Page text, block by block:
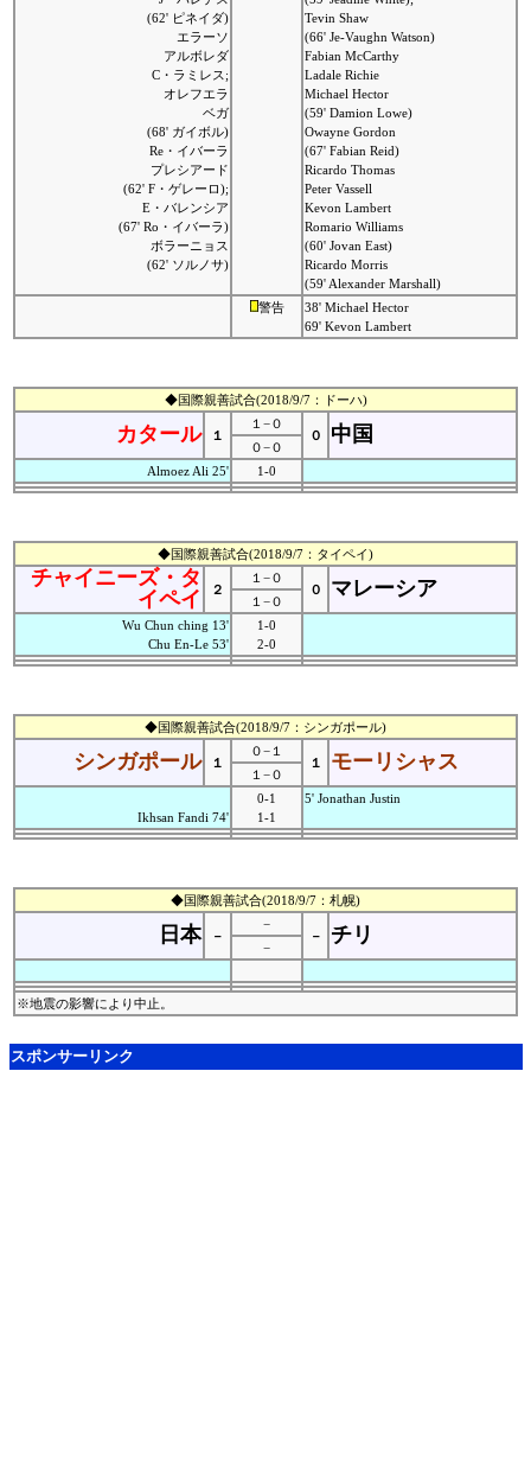
(62' ピネイダ)
エラーソ
アルボレダ
C・ラミレス;
オレフエラ
ベガ
(68' ガイボル)
Re・イバーラ
プレシアード
(62' F・ゲレーロ);
E・バレンシア
(67' Ro・イバーラ)
ボラーニョス
(62' ソルノサ)
Tevin Shaw
(66' Je-Vaughn Watson)
Fabian McCarthy
Ladale Richie
Michael Hector
(59' Damion Lowe)
Owayne Gordon
(67' Fabian Reid)
Ricardo Thomas
Peter Vassell
Kevon Lambert
Romario Williams
(60' Jovan East)
Ricardo Morris
(59' Alexander Marshall)
警告
38' Michael Hector
69' Kevon Lambert
◆国際親善試合(2018/9/7：ドーハ)
カタール １
１−０
０
中国
０−０
Almoez Ali 25'
1-0
◆国際親善試合(2018/9/7：タイペイ)
チャイニーズ・タ
イペイ
２
１−０
０
マレーシア
１−０
Wu Chun ching 13'
Chu En-Le 53'
1-0
2-0
◆国際親善試合(2018/9/7：シンガポール)
シンガポール １
０−１
１
モーリシャス
１−０
Ikhsan Fandi 74'
0-1
1-1
5' Jonathan Justin
◆国際親善試合(2018/9/7：札幌)
日本 －
−
－
チリ
−
※地震の影響により中止。
スポンサーリンク